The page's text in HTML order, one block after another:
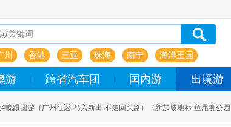
州 香港 三亚 珠海 南宁 海洋王国
游 跨省汽车团 国内游 出境游
跟团游（广州往返-马入新出 不走回头路）〈新加坡地标-鱼尾狮公